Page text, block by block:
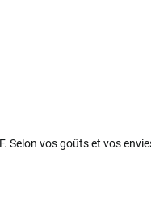
Selon vos goûts et vos